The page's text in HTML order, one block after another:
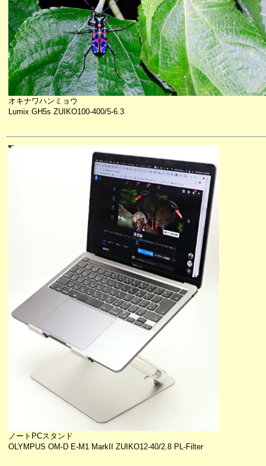
オキナワハンミョウ
Lumix GH5s ZUIKO100-400/5-6.3
ノートPCスタンド
OLYMPUS OM-D E-M1 MarkII ZUIKO12-40/2.8 PL-Filter